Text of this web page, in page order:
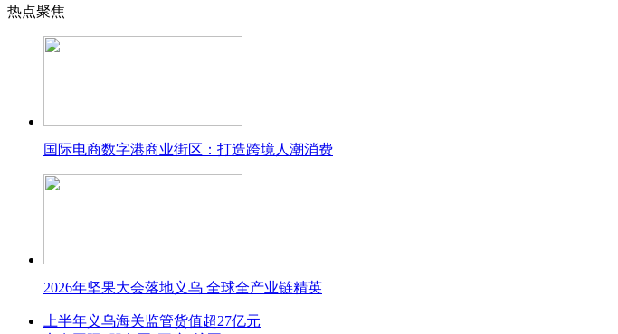
热点聚焦
国际电商数字港商业街区：打造跨境人潮消费
2026年坚果大会落地义乌 全球全产业链精英
上半年义乌海关监管货值超27亿元